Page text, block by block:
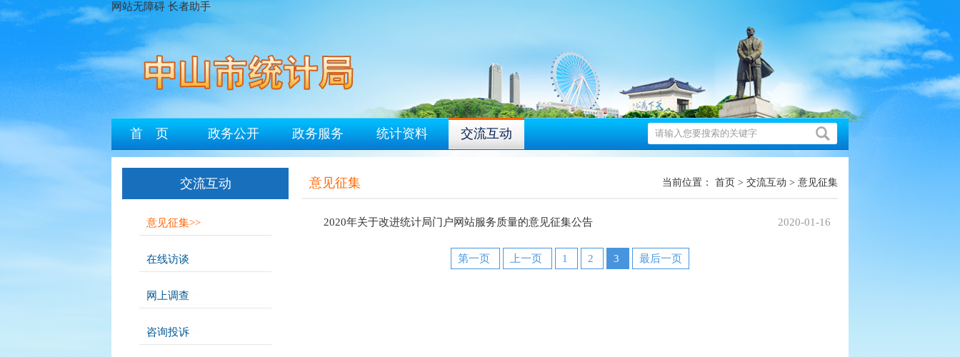
网站无障碍 长者助手
首 页 政务公开 政务服务 统计资料 交流互动
交流互动
意见征集>>
在线访谈
网上调查
咨询投诉
意见征集 当前位置： 首页 > 交流互动 > 意见征集
2020年关于改进统计局门户网站服务质量的意见征集公告 2020-01-16
第一页 上一页 1 2 3 最后一页